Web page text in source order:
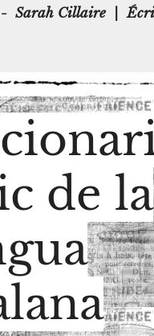
- Sarah Cillaire
de la